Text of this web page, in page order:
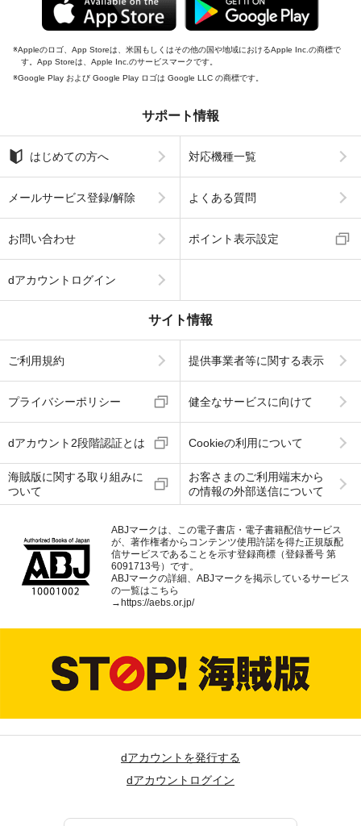
Appleのロゴ、App Storeは、米国もしくはその他の国や地域におけるApple Inc.の商標で
す。App Storeは、Apple Inc.のサービスマークです。
Google Play および Google Play ロゴは Google LLC の商標です。
サポート情報
はじめての方へ 対応機種一覧
メールサービス登録/解除 よくある質問
お問い合わせ ポイント表示設定
dアカウントログイン
サイト情報
ご利用規約 提供事業者等に関する表示
プライバシーポリシー 健全なサービスに向けて
dアカウント2段階認証とは Cookieの利用について
海賊版に関する取り組みに
ついて
お客さまのご利用端末から
の情報の外部送信について
ABJマークは、この電子書店・電子書籍配信サービス
が、著作権者からコンテンツ使用許諾を得た正規版配
信サービスであることを示す登録商標（登録番号 第
6091713号）です。
ABJマークの詳細、ABJマークを掲示しているサービス
の一覧はこちら
→ https://aebs.or.jp/
dアカウントを発行する
dアカウントログイン